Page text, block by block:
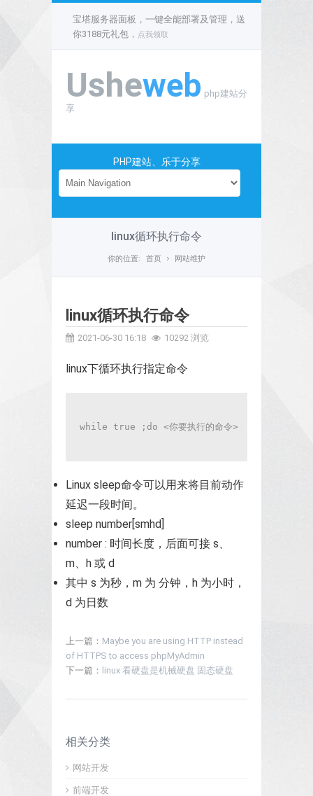
宝塔服务器面板，一键全能部署及管理，送
你3188元礼包， 点我领取
Usheweb php建站分
享
PHP建站、乐于分享
linux循环执行命令
你的位置: 首页 网站维护
linux循环执行命令
2021-06-30 16:18 10292 浏览
linux下循环执行指定命令
while true ;do <你要执行的命令>;sleep 1;
Linux sleep命令可以用来将目前动作
延迟一段时间。
sleep number[smhd]
number : 时间长度，后面可接 s、
m、h 或 d
其中 s 为秒，m 为 分钟，h 为小时，
d 为日数
上一篇： Maybe you are using HTTP instead
of HTTPS to access phpMyAdmin
下一篇： linux 看硬盘是机械硬盘 固态硬盘
相关分类
网站开发
前端开发